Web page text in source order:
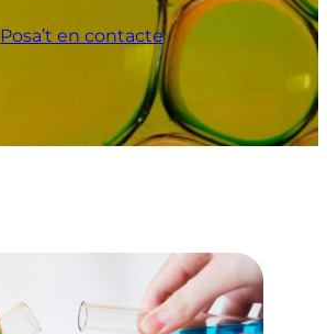
Posa’t en contacte